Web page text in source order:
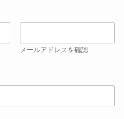
メールアドレスを確認